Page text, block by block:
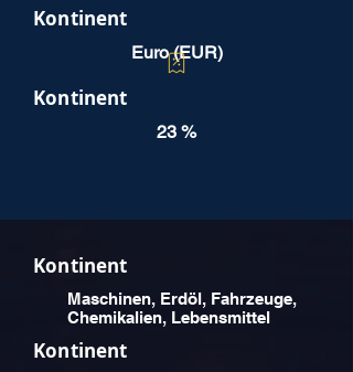
Kontinent
Euro (EUR)
Kontinent
23 %
Kontinent
Maschinen, Erdöl, Fahrzeuge,
Chemikalien, Lebensmittel
Kontinent